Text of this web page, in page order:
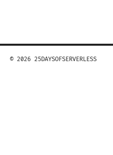
© 2026 25DAYSOFSERVERLESS